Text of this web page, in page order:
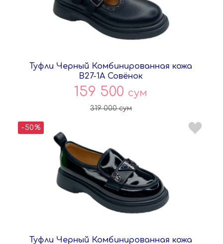
Туфли Черный Комбинированная кожа
B27-1A Совёнок
159 500 сум
319 000сум
-50%
Туфли Черный Комбинированная кожа